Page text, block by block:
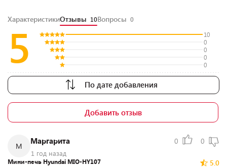
ХарактеристикиОтзывы 10Вопросы 0
5
10
0
0
0
0
По дате добавления
Добавить отзыв
М
Маргарита
1 год назад
0 0
5.0
Мини-печь Hyundai MIO-HY107